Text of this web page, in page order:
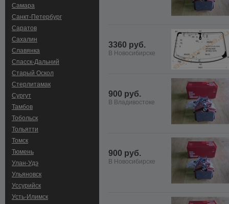
Самара
Санкт-Петербург
Саратов
Сахалин
Славянка
Спасск-Дальний
Старый Оскол
Стерлитамак
Сургут
Тамбов
Тобольск
Тольятти
Томск
Тюмень
Улан-Удэ
Ульяновск
Уссурийск
Усть-Илимск
3360 руб.
В Новосибирске
900 руб.
В Владивостоке
900 руб.
В Новосибирске